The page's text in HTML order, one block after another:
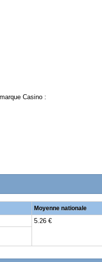
Casino :
Moyenne nationale
5.26 €